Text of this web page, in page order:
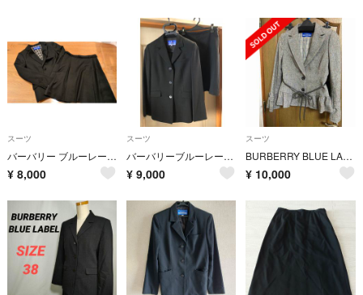
スーツ
バーバリー ブルーレーベル セットアップ スーツ フォーマル
¥ 8,000
スーツ
バーバリーブルーレーベル フォーマルスーツ スカートスーツ ブラック Ｓ Ｍ
¥ 9,000
スーツ
BURBERRY BLUE LABEL ジャケット、スカートセットアップ
¥ 10,000